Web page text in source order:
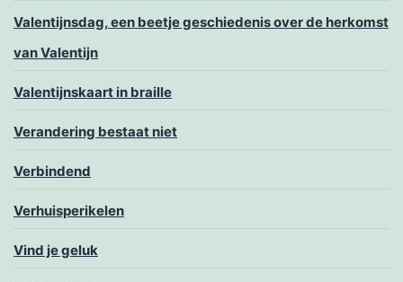
Valentijnsdag, een beetje geschiedenis over de herkomst
van Valentijn
Valentijnskaart in braille
Verandering bestaat niet
Verbindend
Verhuisperikelen
Vind je geluk